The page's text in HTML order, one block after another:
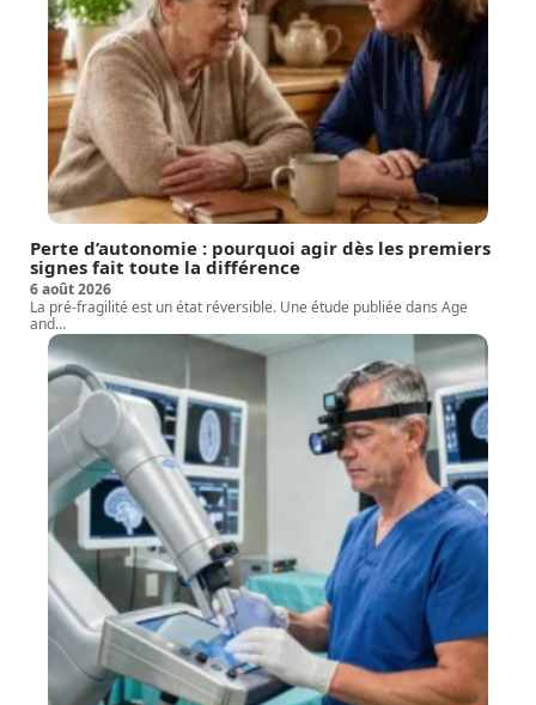
Perte d’autonomie : pourquoi agir dès les premiers
signes fait toute la différence
6 août 2026
La pré-fragilité est un état réversible. Une étude publiée dans Age
and…